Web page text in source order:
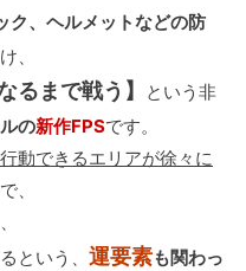
ク、ヘルメットなどの防
、
るまで戦う】
という非
の新作FPSです。
動できるエリアが徐々に
、
という、 運要素も関わっ